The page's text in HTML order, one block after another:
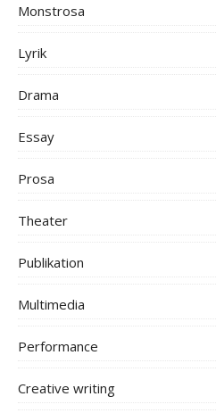
Monstrosa
Lyrik
Drama
Essay
Prosa
Theater
Publikation
Multimedia
Performance
Creative writing